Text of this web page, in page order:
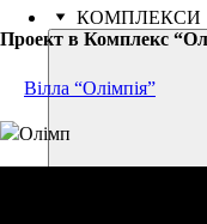
КОМПЛЕКСИ
Проект в Комплекс
Вілла “Олімпія”